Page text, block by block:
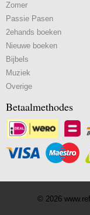
Zomer
Passie Pasen
2ehands boeken
Nieuwe boeken
Bijbels
Muziek
Overige
Betaalmethodes
© 2026